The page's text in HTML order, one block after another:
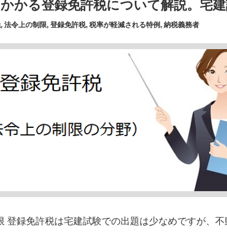
かる登録免許税について解説。宅建
, 法令上の制限, 登録免許税, 税率が軽減される特例, 納税義務者
登録免許税は宅建試験での出題は少なめですが、